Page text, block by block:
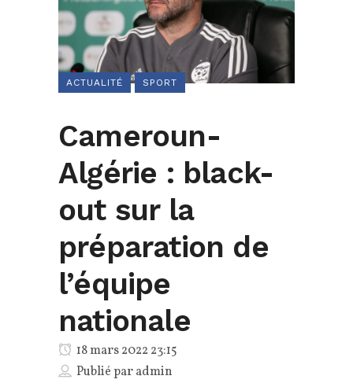
ACTUALITÉ SPORT
Cameroun-
Algérie : black-
out sur la
préparation de
l’équipe
nationale
18 mars 2022 23:15
Publié paradmin